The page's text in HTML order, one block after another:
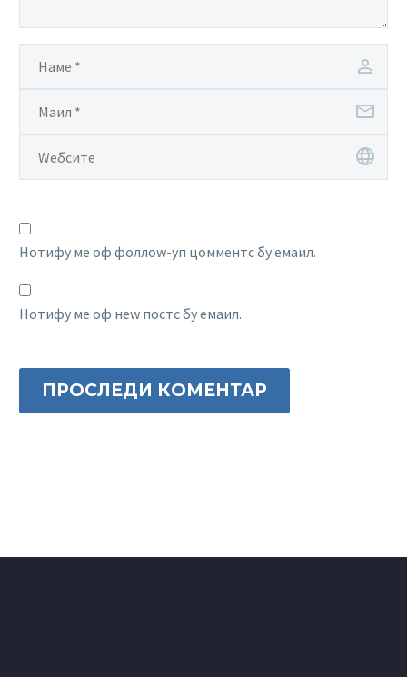
Нотифy ме оф фоллоw-уп цомментс бy емаил.
Нотифy ме оф неw постс бy емаил.
ПРОСЛЕДИ КОМЕНТАР